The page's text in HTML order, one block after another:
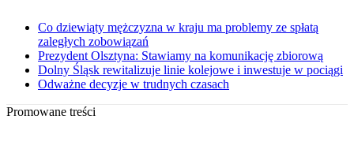
Co dziewiąty mężczyzna w kraju ma problemy ze spłatą
zaległych zobowiązań
Prezydent Olsztyna: Stawiamy na komunikację zbiorową
Dolny Śląsk rewitalizuje linie kolejowe i inwestuje w pociągi
Odważne decyzje w trudnych czasach
Promowane treści